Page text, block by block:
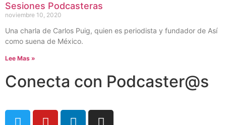
Sesiones Podcasteras
noviembre 10, 2020
Una charla de Carlos Puig, quien es periodista y fundador de Así
como suena de México.
Lee Mas »
Conecta con Podcaster@s